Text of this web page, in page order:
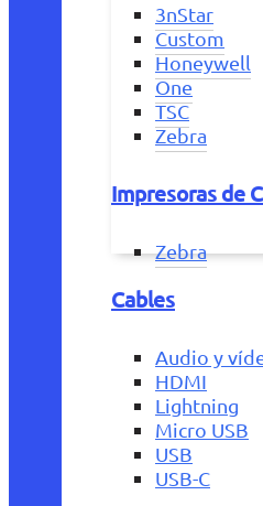
3nStar
Custom
Honeywell
One
TSC
Zebra
Impresoras de
Zebra
Cables
Audio y
HDMI
Lightning
Micro USB
USB
USB-C